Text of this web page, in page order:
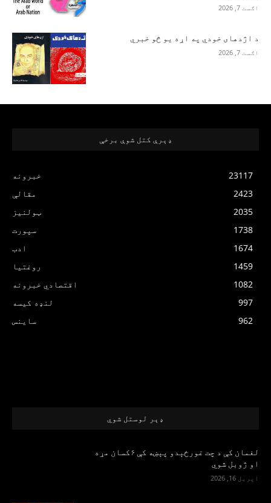
اګست 7, 2026
د اژدهای خودي په اړه یو څو خبري
اګست 7, 2026
ډېرې کتل شوې برخې
خبرونه
23117
مقالې
2423
ټولنیز
2035
سپورت
1738
ادب
1674
روغتیا
1459
اقتصادي خبرونه
1082
لنډه کیسه
997
ساینس
962
ډېر لوستل شوي
لغمان کې د چت غورځېدو پېښه کې ۶کسان مړه
او ژوبل شوي
اپریل 16, 2026